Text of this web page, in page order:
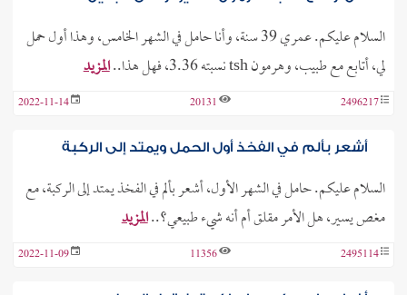
السلام عليكم. عمري 39 سنة، وأنا حامل في الشهر الخامس، وهذا أول حمل
لي، أتابع مع طبيب، وهرمون tsh نسبته 3.36، فهل هذا..
المزيد
2496217
20131
2022-11-14
أشعر بألم في الفخذ أول الحمل ويمتد إلى الركبة
السلام عليكم. حامل في الشهر الأول، أشعر بألم في الفخذ يمتد إلى الركبة، مع
مغص يسير، هل الأمر مقلق أم أنه شيء طبيعي؟..المزيد
2495114
11356
2022-11-09